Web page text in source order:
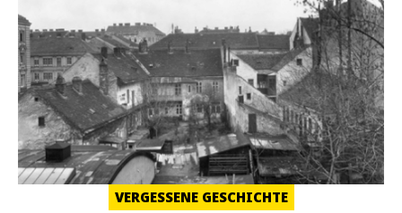
VERGESSENE GESCHICHTE